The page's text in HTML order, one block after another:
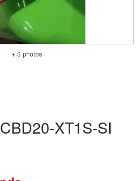
+ 3 photos
CBD20-XT1S-SI